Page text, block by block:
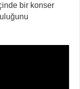
bir konser